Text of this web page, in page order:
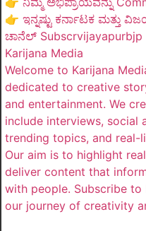
👉 ಇನ್ನಷ್ಟು ಕರ್ನಾಟಕ ಮತ್ತು
ಚಾನೆಲ್ Subscrvijayapurbjp
Karijana Media
Welcome to Karijana
dedicated to creative
and entertainment. We
include interviews, social
trending topics, and real-
Our aim is to highlight
deliver content that
with people. Subscribe to
our journey of creativity